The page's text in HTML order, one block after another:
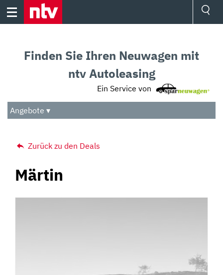
Skip
Audio
Das Beste
Finden Sie Ihren Neuwagen mit
ntv Autoleasing
Ein Service von
Angebote ▾
Zurück zu den Deals
Märtin